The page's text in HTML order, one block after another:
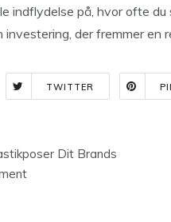
indflydelse på, hvor ofte
der fremmer en
TWITTER
Dit Brands